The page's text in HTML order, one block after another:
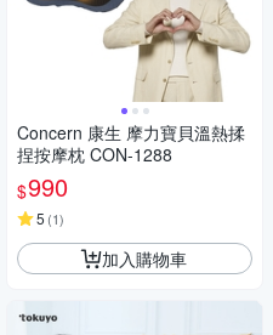
Concern 康生 摩力寶貝溫熱揉
捏按摩枕 CON-1288
$990
5 (1)
加入購物車